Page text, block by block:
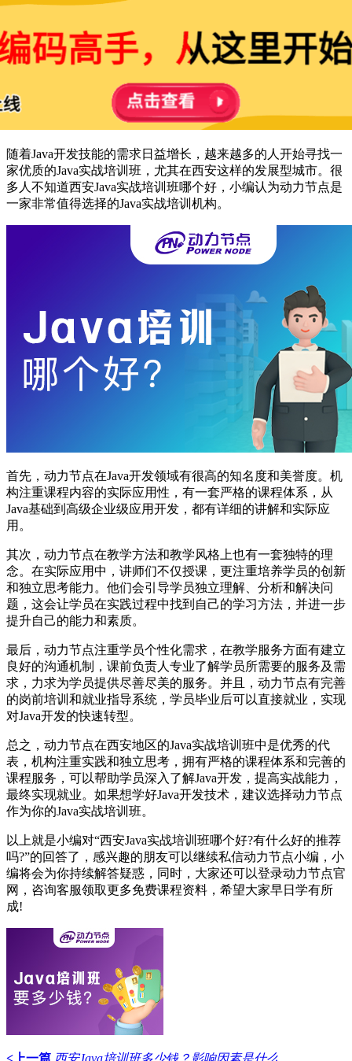
随着Java开发技能的需求日益增长，越来越多的人开始寻找一
家优质的Java实战培训班，尤其在西安这样的发展型城市。很
多人不知道西安Java实战培训班哪个好，小编认为动力节点是
一家非常值得选择的Java实战培训机构。
首先，动力节点在Java开发领域有很高的知名度和美誉度。机
构注重课程内容的实际应用性，有一套严格的课程体系，从
Java基础到高级企业级应用开发，都有详细的讲解和实际应
用。
其次，动力节点在教学方法和教学风格上也有一套独特的理
念。在实际应用中，讲师们不仅授课，更注重培养学员的创新
和独立思考能力。他们会引导学员独立理解、分析和解决问
题，这会让学员在实践过程中找到自己的学习方法，并进一步
提升自己的能力和素质。
最后，动力节点注重学员个性化需求，在教学服务方面有建立
良好的沟通机制，课前负责人专业了解学员所需要的服务及需
求，力求为学员提供尽善尽美的服务。并且，动力节点有完善
的岗前培训和就业指导系统，学员毕业后可以直接就业，实现
对Java开发的快速转型。
总之，动力节点在西安地区的Java实战培训班中是优秀的代
表，机构注重实践和独立思考，拥有严格的课程体系和完善的
课程服务，可以帮助学员深入了解Java开发，提高实战能力，
最终实现就业。如果想学好Java开发技术，建议选择动力节点
作为你的Java实战培训班。
以上就是小编对“西安Java实战培训班哪个好?有什么好的推荐
吗?”的回答了，感兴趣的朋友可以继续私信动力节点小编，小
编将会为你持续解答疑惑，同时，大家还可以登录动力节点官
网，咨询客服领取更多免费课程资料，希望大家早日学有所
成!
<上一篇 西安Java培训班多少钱？影响因素是什么